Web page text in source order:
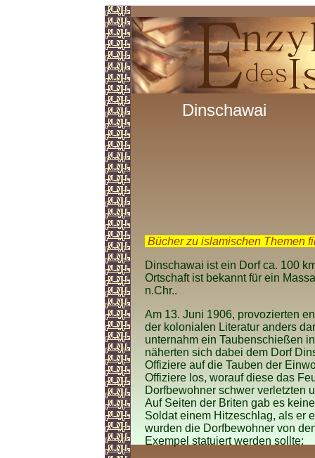
Dinschawai
Bücher zu islamischen Themen
Dinschawai ist ein Dorf ca. 100
Ortschaft ist bekannt für ein
n.Chr..
Am 13. Juni 1906, provozierten
der kolonialen Literatur anders
unternahm ein Taubenschießen
näherten sich dabei dem Dorf
Offiziere auf die Tauben der
Offiziere los, worauf diese das
Dorfbewohner schwer verletzten
Auf Seiten der Briten gab es
Soldat einem Hitzeschlag, als er
wurden die Dorfbewohner von
Exempel statuiert werden sollte: